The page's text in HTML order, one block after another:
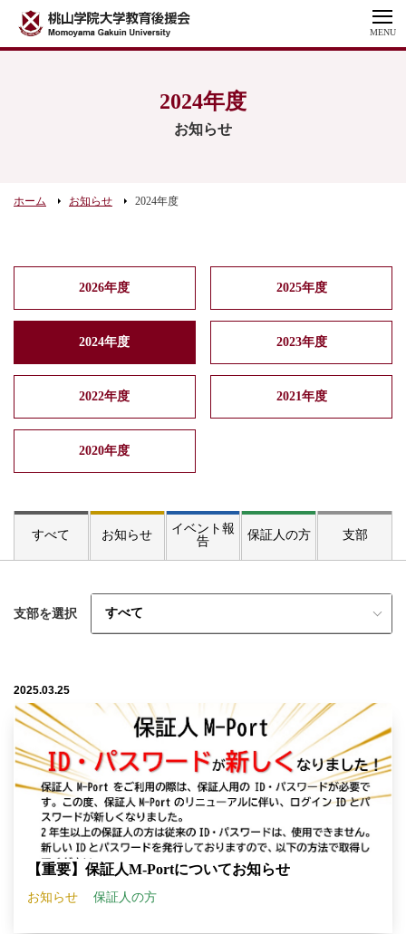
MENU
2024年度
お知らせ
ホーム お知らせ 2024年度
2026年度 2025年度
2024年度 2023年度
2022年度 2021年度
2020年度
すべて お知らせ
イベント報
告
保証人の方 支部
支部を選択 すべて
2025.03.25
【重要】保証人M-Portについてお知らせ
お知らせ 保証人の方